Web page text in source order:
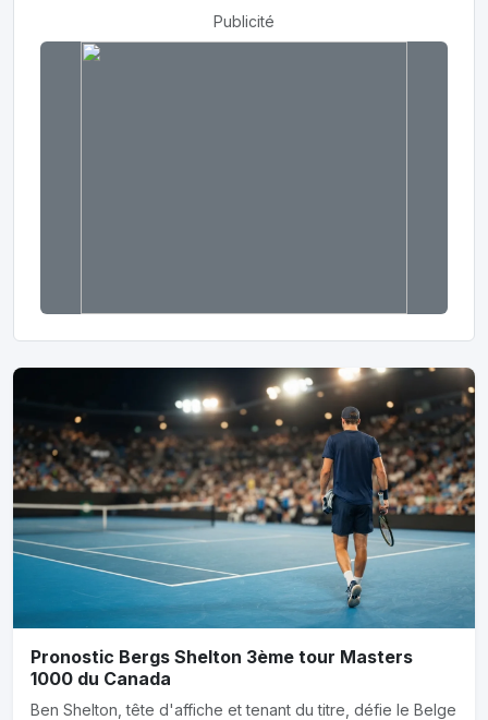
Publicité
Pronostic Bergs Shelton 3ème tour Masters
1000 du Canada
Ben Shelton, tête d'affiche et tenant du titre, défie le Belge